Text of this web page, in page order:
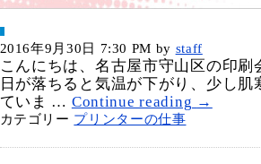
2016年9月30日 7:30 PM by staff
こんにちは、名古屋市守山区の印
日が落ちると気温が下がり、少し
ていま … Continue reading →
カテゴリー プリンターの仕事